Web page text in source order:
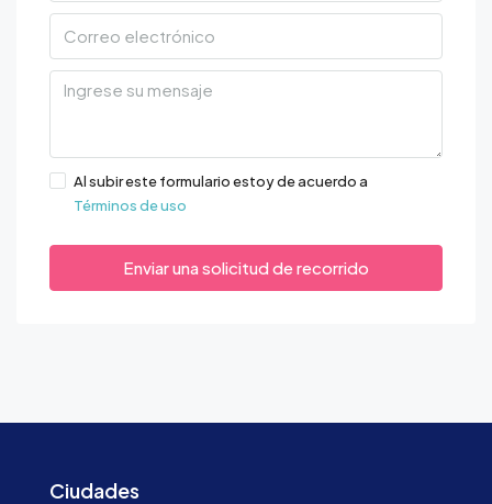
Al subir este formulario estoy de acuerdo a
Términos de uso
Enviar una solicitud de recorrido
Ciudades